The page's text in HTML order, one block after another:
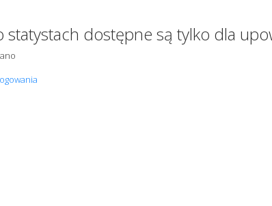
statystach dostępne są tylko dla